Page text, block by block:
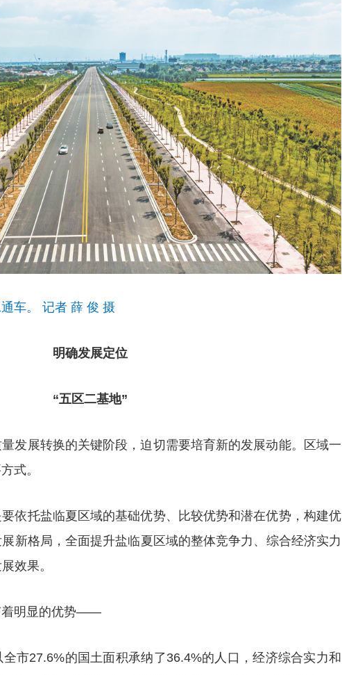
车。 记者 薛 俊 摄
明确发展定位
“五区二基地”
发展转换的关键阶段，迫切需要培育新的发展动能。区域一
式。
依托盐临夏区域的基础优势、比较优势和潜在优势，构建优
新格局，全面提升盐临夏区域的整体竞争力、综合经济实力
效果。
着明显的优势——
市27.6%的国土面积承纳了36.4%的人口，经济综合实力和